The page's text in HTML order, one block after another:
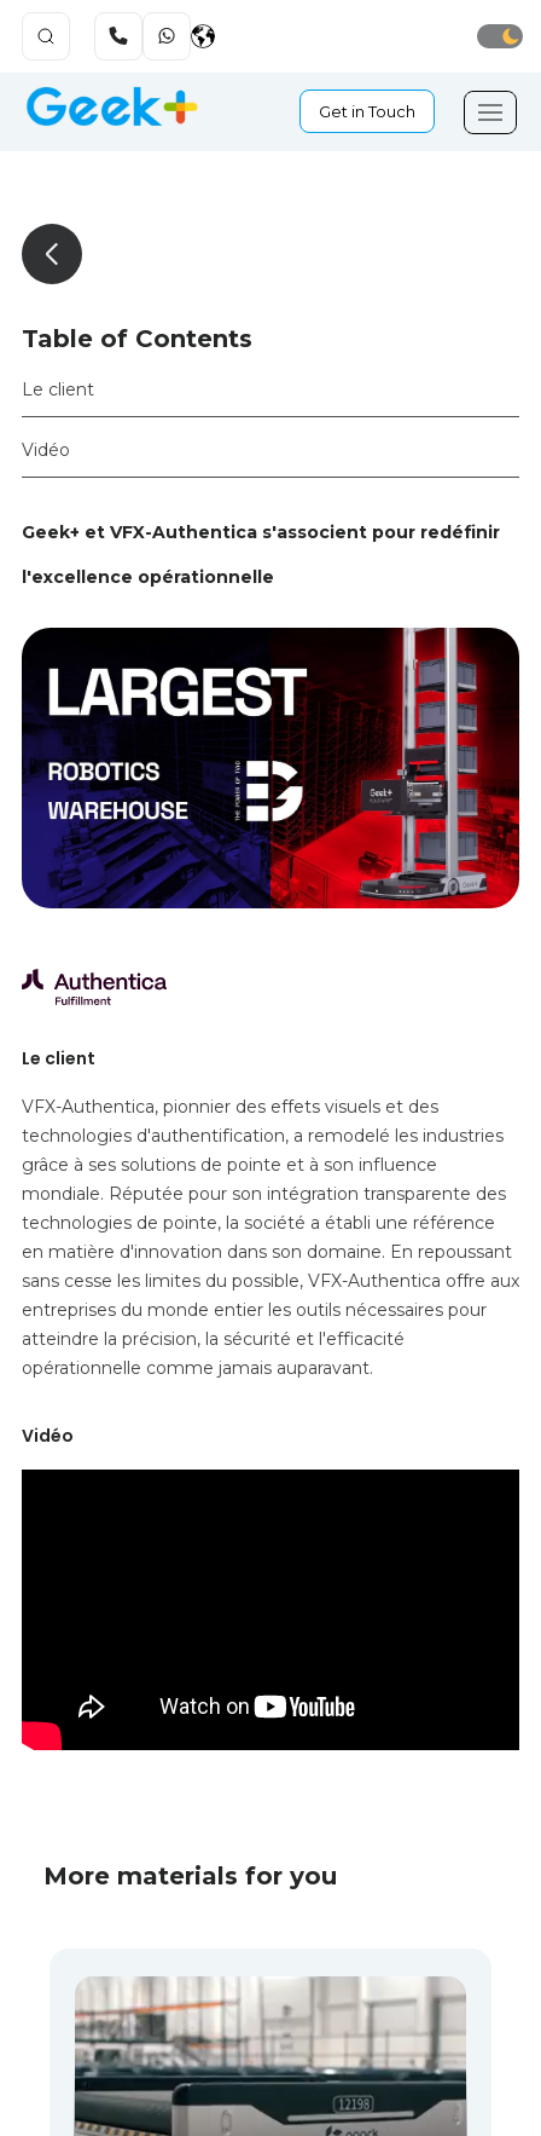
Get in Touch
Table of Contents
Le client
Vidéo
Geek+ et VFX-Authentica s'associent pour redéfinir
l'excellence opérationnelle
Le client
VFX-Authentica, pionnier des effets visuels et des
technologies d'authentification, a remodelé les industries
grâce à ses solutions de pointe et à son influence
mondiale. Réputée pour son intégration transparente des
technologies de pointe, la société a établi une référence
en matière d'innovation dans son domaine. En repoussant
sans cesse les limites du possible, VFX-Authentica offre aux
entreprises du monde entier les outils nécessaires pour
atteindre la précision, la sécurité et l'efficacité
opérationnelle comme jamais auparavant.
Vidéo
More materials for you